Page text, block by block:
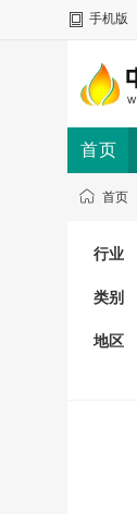
手机版
首页
首页
行业
类别
地区